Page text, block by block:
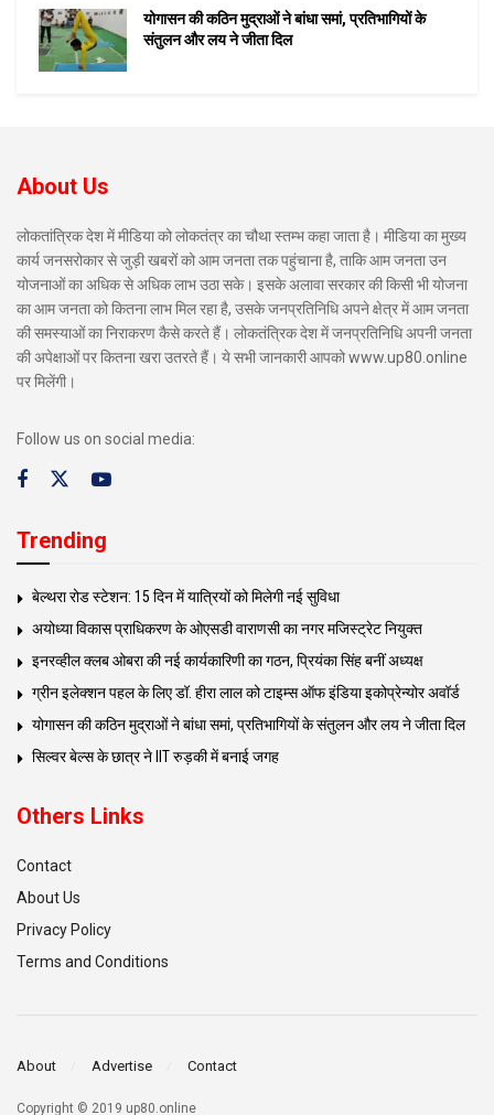
योगासन की कठिन मुद्राओं ने बांधा समां, प्रतिभागियों के
संतुलन और लय ने जीता दिल
About Us
लोकतांत्रिक देश में मीडिया को लोकतंत्र का चौथा स्तम्भ कहा जाता है। मीडिया का मुख्य
कार्य जनसरोकार से जुड़ी खबरों को आम जनता तक पहुंचाना है, ताकि आम जनता उन
योजनाओं का अधिक से अधिक लाभ उठा सके। इसके अलावा सरकार की किसी भी योजना
का आम जनता को कितना लाभ मिल रहा है, उसके जनप्रतिनिधि अपने क्षेत्र में आम जनता
की समस्याओं का निराकरण कैसे करते हैं। लोकतंत्रिक देश में जनप्रतिनिधि अपनी जनता
की अपेक्षाओं पर कितना खरा उतरते हैं। ये सभी जानकारी आपको www.up80.online
पर मिलेंगी।
Follow us on social media:
Trending
बेल्थरा रोड स्टेशन: 15 दिन में यात्रियों को मिलेगी नई सुविधा
अयोध्या विकास प्राधिकरण के ओएसडी वाराणसी का नगर मजिस्ट्रेट नियुक्त
इनरव्हील क्लब ओबरा की नई कार्यकारिणी का गठन, प्रियंका सिंह बनीं अध्यक्ष
ग्रीन इलेक्शन पहल के लिए डॉ. हीरा लाल को टाइम्स ऑफ इंडिया इकोप्रेन्योर अवॉर्ड
योगासन की कठिन मुद्राओं ने बांधा समां, प्रतिभागियों के संतुलन और लय ने जीता दिल
सिल्वर बेल्स के छात्र ने IIT रुड़की में बनाई जगह
Others Links
Contact
About Us
Privacy Policy
Terms and Conditions
About Advertise Contact
Copyright © 2019 up80.online